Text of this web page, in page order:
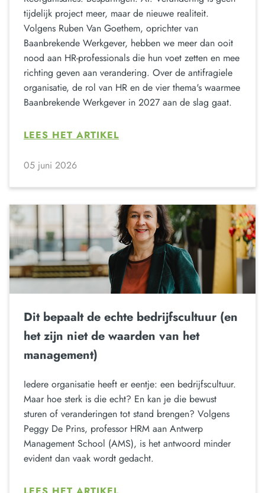
tijdelijk project meer, maar de nieuwe realiteit.
Volgens Ruben Van Goethem, oprichter van
Baanbrekende Werkgever, hebben we meer dan ooit
nood aan HR-professionals die hun voet zetten en mee
richting geven aan verandering. Over de antifragiele
organisatie, de rol van HR en de vier thema's waarmee
Baanbrekende Werkgever in 2027 aan de slag gaat.
LEES HET ARTIKEL
05 juni 2026
Dit bepaalt de echte bedrijfscultuur (en
het zijn niet de waarden van het
management)
Iedere organisatie heeft er eentje: een bedrijfscultuur.
Maar hoe sterk is die echt? En kan je die bewust
sturen of veranderingen tot stand brengen? Volgens
Peggy De Prins, professor HRM aan Antwerp
Management School (AMS), is het antwoord minder
evident dan vaak wordt gedacht.